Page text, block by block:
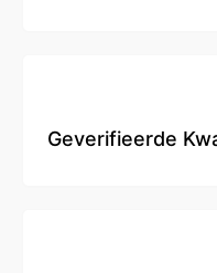
Geverifieerde